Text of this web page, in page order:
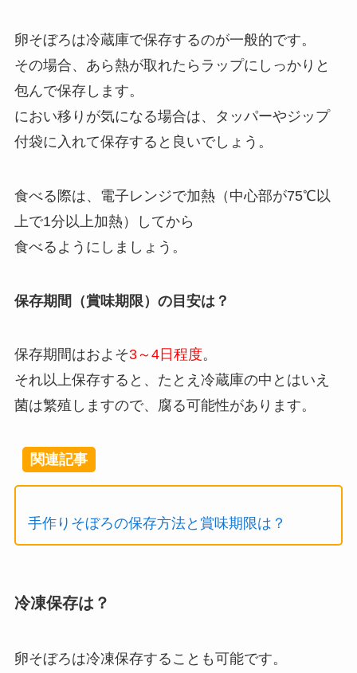
卵そぼろは冷蔵庫で保存するのが一般的です。
その場合、あら熱が取れたらラップにしっかりと
包んで保存します。
におい移りが気になる場合は、タッパーやジップ
付袋に入れて保存すると良いでしょう。
食べる際は、電子レンジで加熱（中心部が75℃以
上で1分以上加熱）してから
食べるようにしましょう。
保存期間（賞味期限）の目安は？
保存期間はおよそ3～4日程度。
それ以上保存すると、たとえ冷蔵庫の中とはいえ
菌は繁殖しますので、腐る可能性があります。
関連記事
手作りそぼろの保存方法と賞味期限は？
冷凍保存は？
卵そぼろは冷凍保存することも可能です。